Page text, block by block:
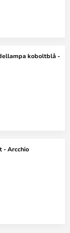
koboltblå -
- Arcchio